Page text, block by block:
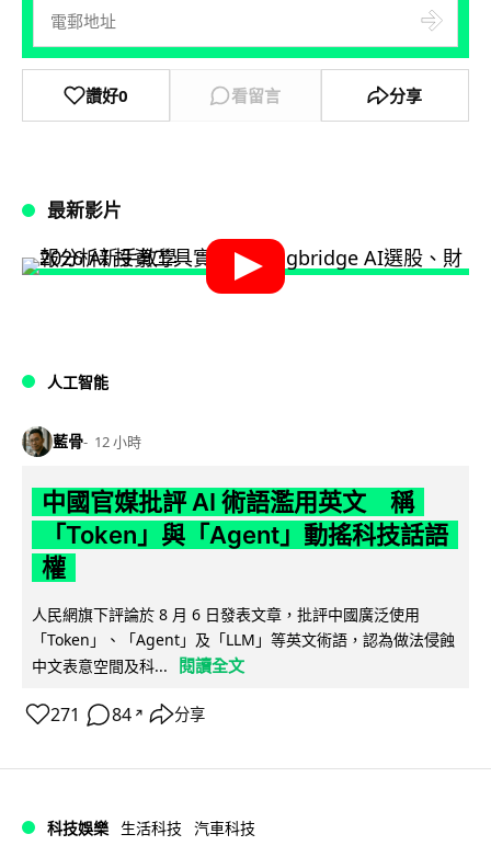
讚好0 看留言 分享
最新影片
人工智能
藍骨 12 小時
中國官媒批評 AI 術語濫用英文 稱
「Token」與「Agent」動搖科技話語
權
人民網旗下評論於 8 月 6 日發表文章，批評中國廣泛使用
「Token」、「Agent」及「LLM」等英文術語，認為做法侵蝕
中文表意空間及科...
閱讀全文
271 84 ↗ 分享
科技娛樂 生活科技 汽車科技